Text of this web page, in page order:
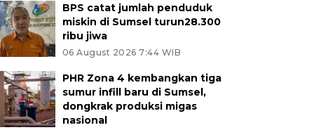
BPS catat jumlah penduduk
miskin di Sumsel turun28.300
ribu jiwa
06 August 2026 7:44 WIB
PHR Zona 4 kembangkan tiga
sumur infill baru di Sumsel,
dongkrak produksi migas
nasional